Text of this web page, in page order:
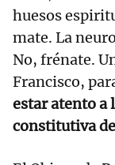
huesos
mate. La
No, frénate.
Francisco,
estar atento a
constitutiva